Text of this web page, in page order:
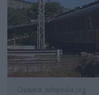
Снимка: wikipedia.org